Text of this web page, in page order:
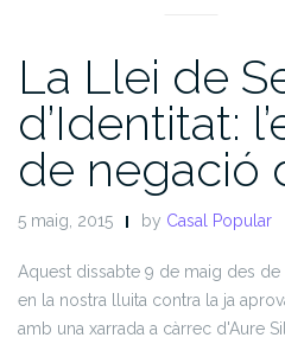
La Llei de
d’Identitat:
de negació
5 maig, 2015 by Casal Popular
Aquest dissabte 9 de maig des
en la nostra lluita contra la ja
amb una xarrada a càrrec d'Aure